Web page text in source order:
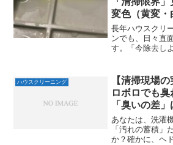
変色（黄変・
断基準
長年ハウスクリ
ンでも、日々直
す。「今除去し
うとムキになり
経験は誰にでも
ハウスクリーニング
【清掃現場
ロボロでも
「臭いの差
あなたは、洗濯
「汚れの蓄積」
か？確かに、ヘ